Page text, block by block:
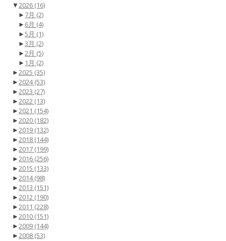
▼2026 (16)
► 7月 (2)
► 6月 (4)
►5月 (1)
►3月 (2)
►2月 (5)
► 1月 (2)
►2025 (35)
►2024(53)
►2023 (27)
►2022 (13)
►2021 (154)
►2020 (182)
►2019 (132)
►2018 (144)
►2017 (199)
►2016 (256)
►2015 (133)
►2014(98)
►2013 (151)
►2012 (190)
►2011 (228)
►2010 (151)
►2009 (144)
►2008 (53)